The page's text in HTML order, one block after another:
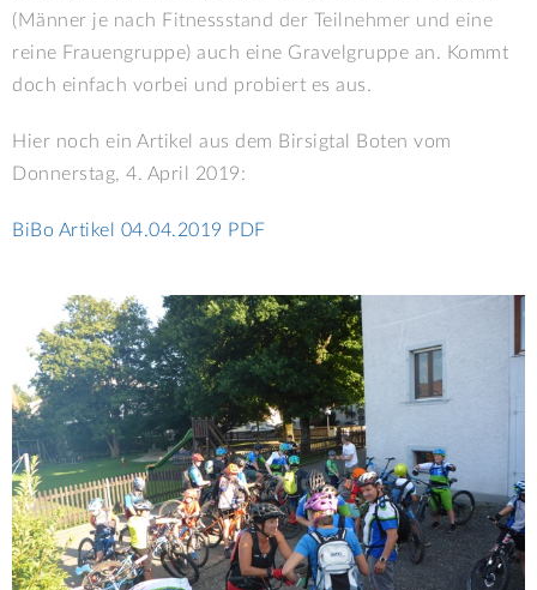
(Männer je nach Fitnessstand der Teilnehmer und eine
reine Frauengruppe) auch eine Gravelgruppe an. Kommt
doch einfach vorbei und probiert es aus.
Hier noch ein Artikel aus dem Birsigtal Boten vom
Donnerstag, 4. April 2019:
BiBo Artikel 04.04.2019 PDF